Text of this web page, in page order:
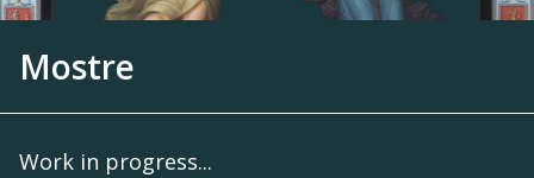
Mostre
Work in progress...